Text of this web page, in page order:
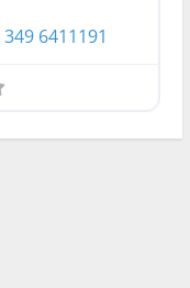
349 6411191